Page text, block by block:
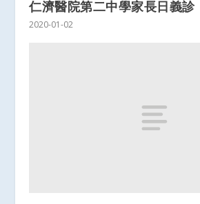
仁濟醫院第二中學家長日義診
2020-01-02